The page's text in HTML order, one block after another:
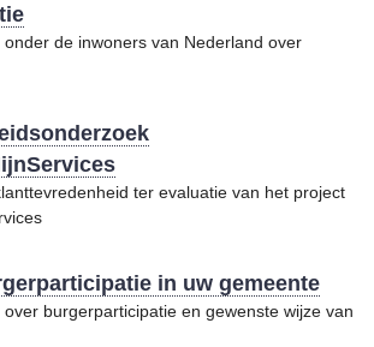
de inwoners van Nederland over
ter evaluatie van het project
in uw gemeente
burgerparticipatie en gewenste wijze van